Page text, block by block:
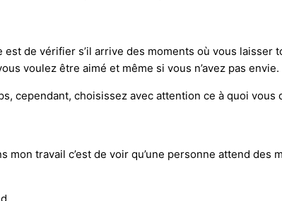
de vérifier s’il arrive des moments où vous
voulez être aimé et même si vous n’avez pas envie.
cependant, choisissez avec attention ce à quoi vous
travail c’est de voir qu’une personne attend des